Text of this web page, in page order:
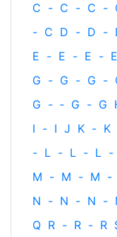
C - C - C -
- C D - D -
E - E - E - E
G - G - G -
G - ‐ G - G
I - I J K - K
- L - L - L -
M - M - M -
N - N - N -
Q R - R - R